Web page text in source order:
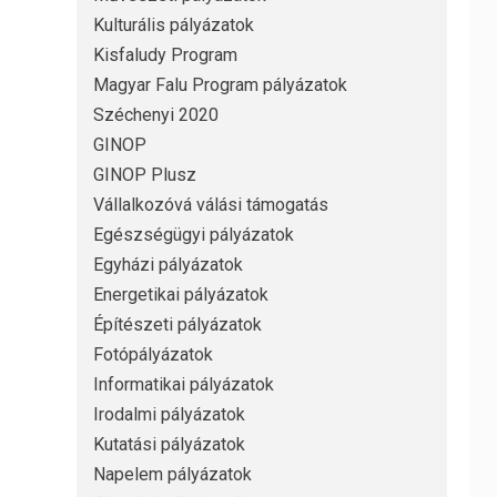
Kulturális pályázatok
Kisfaludy Program
Magyar Falu Program pályázatok
Széchenyi 2020
GINOP
GINOP Plusz
Vállalkozóvá válási támogatás
Egészségügyi pályázatok
Egyházi pályázatok
Energetikai pályázatok
Építészeti pályázatok
Fotópályázatok
Informatikai pályázatok
Irodalmi pályázatok
Kutatási pályázatok
Napelem pályázatok